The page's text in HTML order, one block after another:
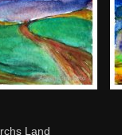
Land